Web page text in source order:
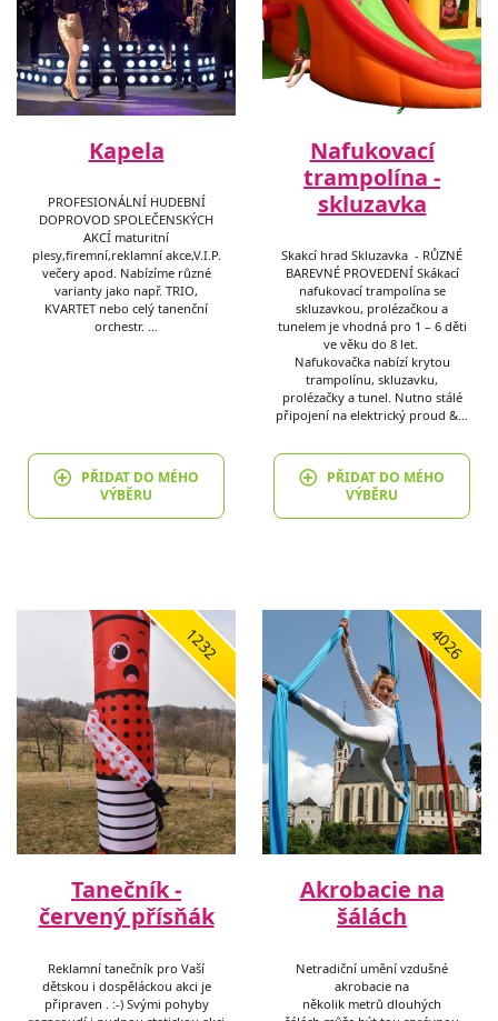
Kapela
PROFESIONÁLNÍ HUDEBNÍ
DOPROVOD SPOLEČENSKÝCH
AKCÍ maturitní
plesy,firemní,reklamní akce,V.I.P.
večery apod. Nabízíme různé
varianty jako např. TRIO,
KVARTET nebo celý tanenční
orchestr. …
PŘIDAT DO MÉHO
VÝBĚRU
Nafukovací
trampolína -
skluzavka
Skakcí hrad Skluzavka - RŮZNÉ
BAREVNÉ PROVEDENÍ Skákací
nafukovací trampolína se
skluzavkou, prolézačkou a
tunelem je vhodná pro 1 – 6 děti
ve věku do 8 let.
Nafukovačka nabízí krytou
trampolínu, skluzavku,
prolézačky a tunel. Nutno stálé
připojení na elektrický proud &…
PŘIDAT DO MÉHO
VÝBĚRU
1232
Tanečník -
červený přísňák
Reklamní tanečník pro Vaší
dětskou i dospěláckou akci je
připraven . :-) Svými pohyby
4026
Akrobacie na
šálách
Netradiční umění vzdušné
akrobacie na
několik metrů dlouhých